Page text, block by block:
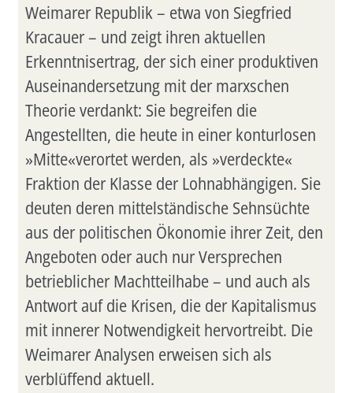
Weimarer Republik – etwa von Siegfried
Kracauer – und zeigt ihren aktuellen
Erkenntnisertrag, der sich einer produktiven
Auseinandersetzung mit der marxschen
Theorie verdankt: Sie begreifen die
Angestellten, die heute in einer konturlosen
»Mitte«verortet werden, als »verdeckte«
Fraktion der Klasse der Lohnabhängigen. Sie
deuten deren mittelständische Sehnsüchte
aus der politischen Ökonomie ihrer Zeit, den
Angeboten oder auch nur Versprechen
betrieblicher Machtteilhabe – und auch als
Antwort auf die Krisen, die der Kapitalismus
mit innerer Notwendigkeit hervortreibt. Die
Weimarer Analysen erweisen sich als
verblüffend aktuell.